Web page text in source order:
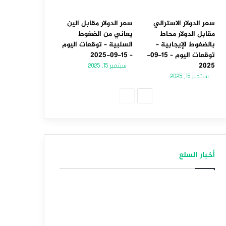
سعر الدولار الاسترالي
مقابل الدولار محاط
بالضغوط الإيجابية –
توقعات اليوم – 15-09-
2025
سبتمبر 15, 2025
سعر الدولار مقابل الين
يعاني من الضغوط
السلبية – توقعات اليوم
– 15-09-2025
سبتمبر 15, 2025
أخبار السلع